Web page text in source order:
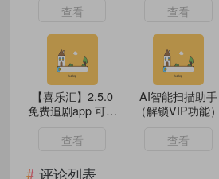
查看
告
查看
【喜乐汇】2.5.0
免费追剧app 可投
查看
AI智能扫描助手
（解锁VIP功能）
查看
评论列表